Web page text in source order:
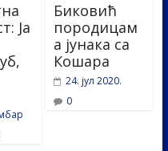
Ја
Биковић
породицам
а јунака са
Кошара
24. јул 2020.
0